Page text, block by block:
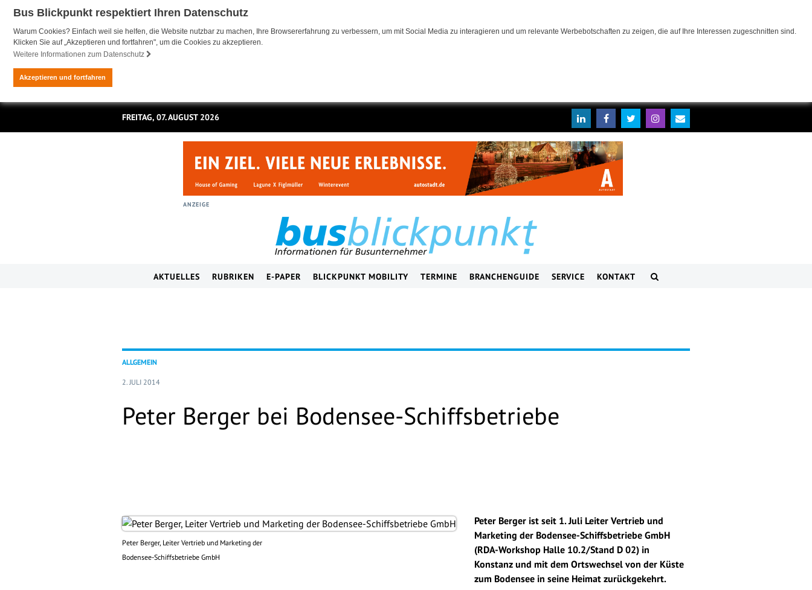
Bus Blickpunkt respektiert Ihren Datenschutz
Warum Cookies? Einfach weil sie helfen, die Website nutzbar zu machen, Ihre Browsererfahrung zu verbessern, um mit Social Media zu interagieren und um relevante Werbebotschaften zu zeigen, die auf Ihre Interessen zugeschnitten sind.
Klicken Sie auf „Akzeptieren und fortfahren", um die Cookies zu akzeptieren.
Weitere Informationen zum Datenschutz
Akzeptieren und fortfahren
FREITAG, 07. AUGUST 2026
ANZEIGE
AKTUELLES RUBRIKEN E-PAPER BLICKPUNKT MOBILITY TERMINE BRANCHENGUIDE SERVICE KONTAKT
ALLGEMEIN
2. JULI 2014
Peter Berger bei Bodensee-Schiffsbetriebe
Peter Berger, Leiter Vertrieb und Marketing der
Bodensee-Schiffsbetriebe GmbH
Peter Berger ist seit 1. Juli Leiter Vertrieb und
Marketing der Bodensee-Schiffsbetriebe GmbH
(RDA-Workshop Halle 10.2/Stand D 02) in
Konstanz und mit dem Ortswechsel von der Küste
zum Bodensee in seine Heimat zurückgekehrt.